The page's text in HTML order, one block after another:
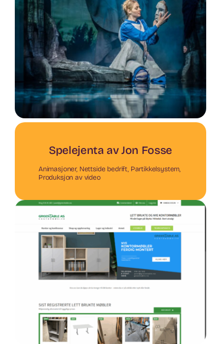
Spelejenta av Jon Fosse
Animasjoner, Nettside bedrift, Partikkelsystem,
Produksjon av video